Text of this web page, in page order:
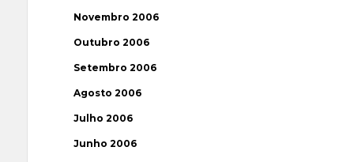
Novembro 2006
Outubro 2006
Setembro 2006
Agosto 2006
Julho 2006
Junho 2006